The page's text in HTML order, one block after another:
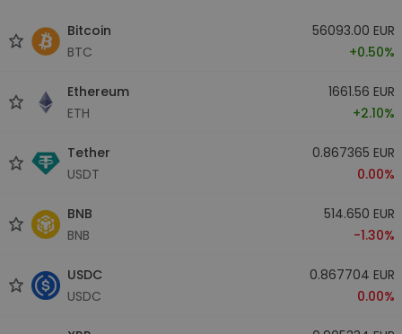
Bitcoin
BTC
56093.00 EUR
+0.50%
Ethereum
ETH
1661.56 EUR
+2.10%
Tether
USDT
0.867365 EUR
0.00%
BNB
BNB
514.650 EUR
-1.30%
USDC
USDC
0.867704 EUR
0.00%